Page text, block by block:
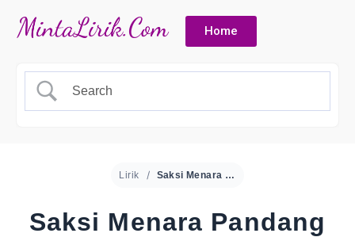
Home
Lirik Saksi Menara Pandang – Mulana Trio
Saksi Menara Pandang